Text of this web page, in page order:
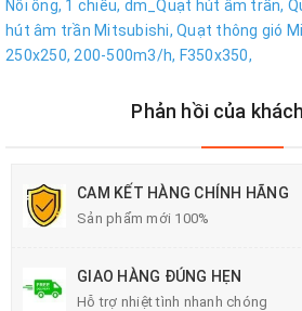
Nối ống, 1 chiều, dm_Quạt hút âm trần,
hút âm trần Mitsubishi, Quạt thông gió
250x250, 200-500m3/h, F350x350,
Phản hồi của
CAM KẾT HÀNG CHÍNH HÃNG
Sản phẩm mới 100%
GIAO HÀNG ĐÚNG HẸN
Hỗ trợ nhiệt tình nhanh chóng